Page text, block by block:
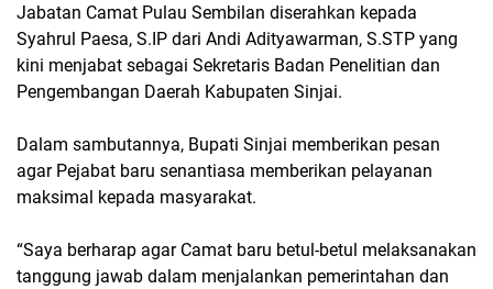
Jabatan Camat Pulau Sembilan diserahkan kepada
Syahrul Paesa, S.IP dari Andi Adityawarman, S.STP yang
kini menjabat sebagai Sekretaris Badan Penelitian dan
Pengembangan Daerah Kabupaten Sinjai.
Dalam sambutannya, Bupati Sinjai memberikan pesan
agar Pejabat baru senantiasa memberikan pelayanan
maksimal kepada masyarakat.
“Saya berharap agar Camat baru betul-betul melaksanakan
tanggung jawab dalam menjalankan pemerintahan dan